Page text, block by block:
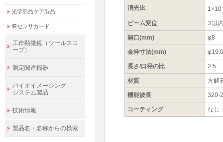
消光比 1×10
ビーム変位 3′以
開口(mm) φ8
金枠寸法(mm)
長さ/口径の比 2.5
材質 方解
機能波長 320-
コーティング なし
光学部品ケア製品
IRセンサカード
工作顕微鏡（ツールスコ
ープ）
測定関連機器
バイオイメージング
システム製品
技術情報
製品名・名称からの検索